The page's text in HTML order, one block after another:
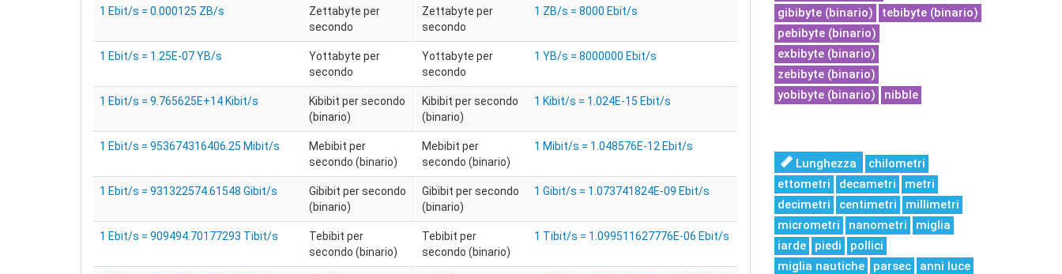
1 Ebit/s = 0.000125 ZB/s
Zettabyte per
secondo
1 Ebit/s = 1.25E-07 YB/s
Yottabyte per
secondo
1 Ebit/s = 9.765625E+14 Kibit/s
Kibibit per secondo
(binario)
1 Ebit/s = 953674316406.25 Mibit/s
Mebibit per
secondo (binario)
1 Ebit/s = 931322574.61548 Gibit/s
Gibibit per secondo
(binario)
1 Ebit/s = 909494.70177293 Tibit/s
Tebibit per
secondo (binario)
Zettabyte per
secondo
1 ZB/s = 8000 Ebit/s
Yottabyte per
secondo
1 YB/s = 8000000 Ebit/s
Kibibit per secondo
(binario)
1 Kibit/s = 1.024E-15 Ebit/s
Mebibit per
secondo (binario)
1 Mibit/s = 1.048576E-12 Ebit/s
Gibibit per secondo
(binario)
1 Gibit/s = 1.073741824E-09 Ebit/s
Tebibit per
secondo (binario)
1 Tibit/s = 1.099511627776E-06 Ebit/s
gibibyte (binario)
tebibyte (binario)
pebibyte (binario)
exbibyte (binario)
zebibyte (binario)
yobibyte (binario)
nibble
Lunghezza
chilometri
ettometri
decametri
metri
decimetri
centimetri
millimetri
micrometri
nanometri
miglia
iarde
piedi
pollici
miglia nautiche
parsec
anni luce